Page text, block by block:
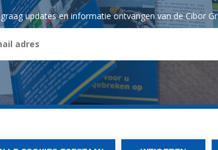
updates en informatie ontvangen van de Cibor
Meerhout